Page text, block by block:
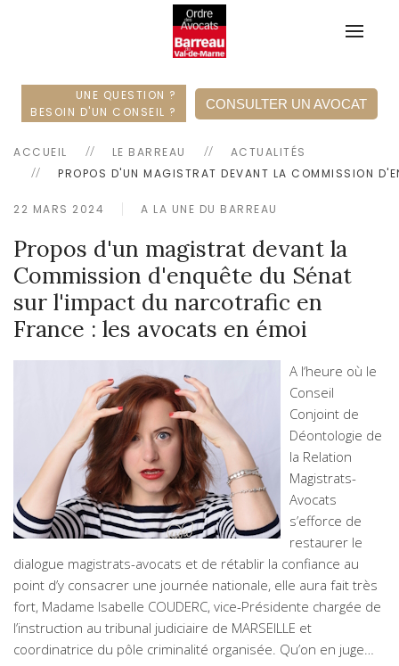
UNE QUESTION ?
BESOIN D'UN CONSEIL ?
CONSULTER UN AVOCAT
ACCUEIL LE BARREAU
ACTUALITÉS
PROPOS D'UN MAGISTRAT DEVANT LA COMMISSION
22 MARS 2024 A LA UNE DU BARREAU
Propos d'un magistrat devant la
Commission d'enquête du Sénat
sur l'impact du narcotrafic en
France : les avocats en émoi
A l‘heure où le
Conseil
Conjoint de
Déontologie de
la Relation
Magistrats-
Avocats
s’efforce de
restaurer le
dialogue magistrats-avocats et de rétablir la confiance au
point d’y consacrer une journée nationale, elle aura fait très
fort, Madame Isabelle COUDERC, vice-Présidente chargée de
l’instruction au tribunal judiciaire de MARSEILLE et
coordinatrice du pôle criminalité organisée. Qu’on en juge…